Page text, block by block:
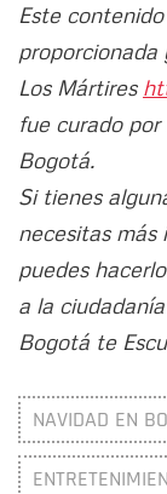
Este
proporcionada
Los Mártires
fue curado
Bogotá.
Si tienes
necesitas más
puedes
a la
Bogotá te
NAVIDAD EN